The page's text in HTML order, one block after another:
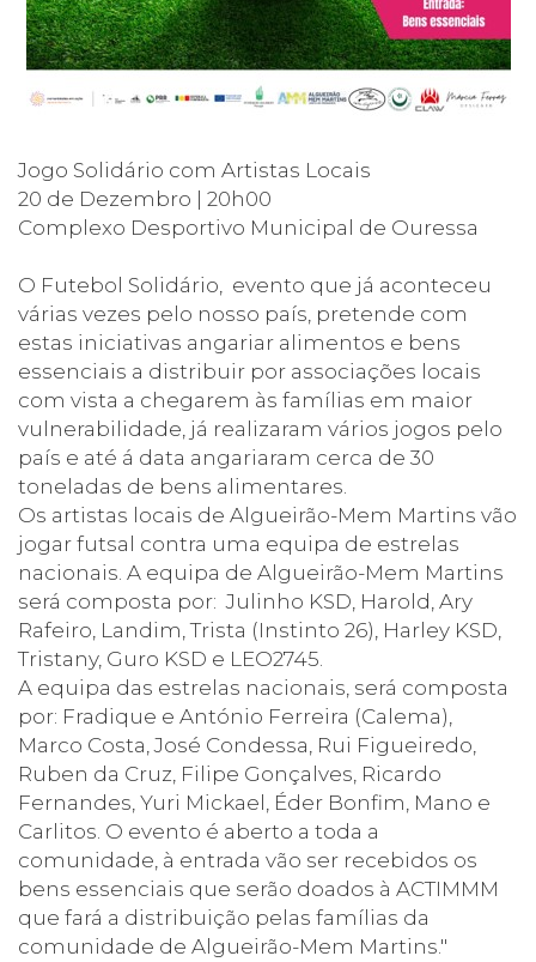
Jogo Solidário com Artistas Locais
20 de Dezembro | 20h00
Complexo Desportivo Municipal de Ouressa
O Futebol Solidário, evento que já aconteceu
várias vezes pelo nosso país, pretende com
estas iniciativas angariar alimentos e bens
essenciais a distribuir por associações locais
com vista a chegarem às famílias em maior
vulnerabilidade, já realizaram vários jogos pelo
país e até á data angariaram cerca de 30
toneladas de bens alimentares.
Os artistas locais de Algueirão-Mem Martins vão
jogar futsal contra uma equipa de estrelas
nacionais. A equipa de Algueirão-Mem Martins
será composta por: Julinho KSD, Harold, Ary
Rafeiro, Landim, Trista (Instinto 26), Harley KSD,
Tristany, Guro KSD e LEO2745.
A equipa das estrelas nacionais, será composta
por: Fradique e António Ferreira (Calema),
Marco Costa, José Condessa, Rui Figueiredo,
Ruben da Cruz, Filipe Gonçalves, Ricardo
Fernandes, Yuri Mickael, Éder Bonfim, Mano e
Carlitos. O evento é aberto a toda a
comunidade, à entrada vão ser recebidos os
bens essenciais que serão doados à ACTIMMM
que fará a distribuição pelas famílias da
comunidade de Algueirão-Mem Martins."